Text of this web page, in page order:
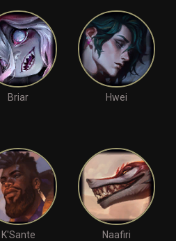
Briar Hwei
K'Sante Naafiri